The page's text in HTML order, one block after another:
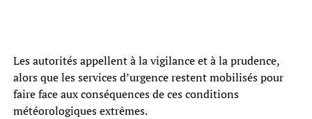
Les autorités appellent à la vigilance et à la prudence,
alors que les services d’urgence restent mobilisés pour
faire face aux conséquences de ces conditions
météorologiques extrêmes.